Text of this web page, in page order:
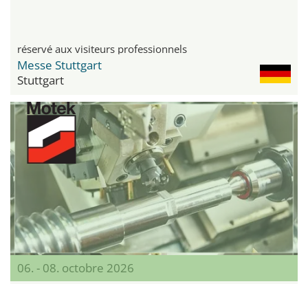
réservé aux visiteurs professionnels
Messe Stuttgart
Stuttgart
06. - 08. octobre 2026